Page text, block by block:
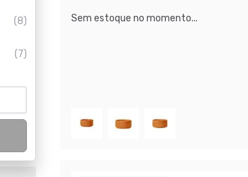
(8)
(7)
Sem estoque no momento...